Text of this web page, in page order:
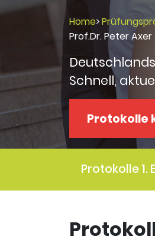
Home>
Prof.Dr. Peter Axer
Schnell,
Protokolle
Protokolle 1.